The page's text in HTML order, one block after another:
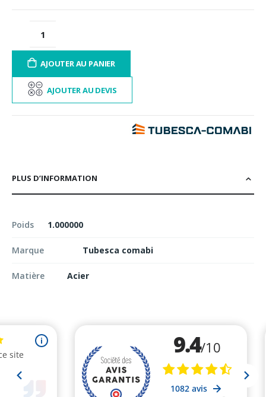
AJOUTER AU PANIER
AJOUTER AU DEVIS
PLUS D’INFORMATION
Poids 1.000000
Marque Tubesca comabi
Matière Acier